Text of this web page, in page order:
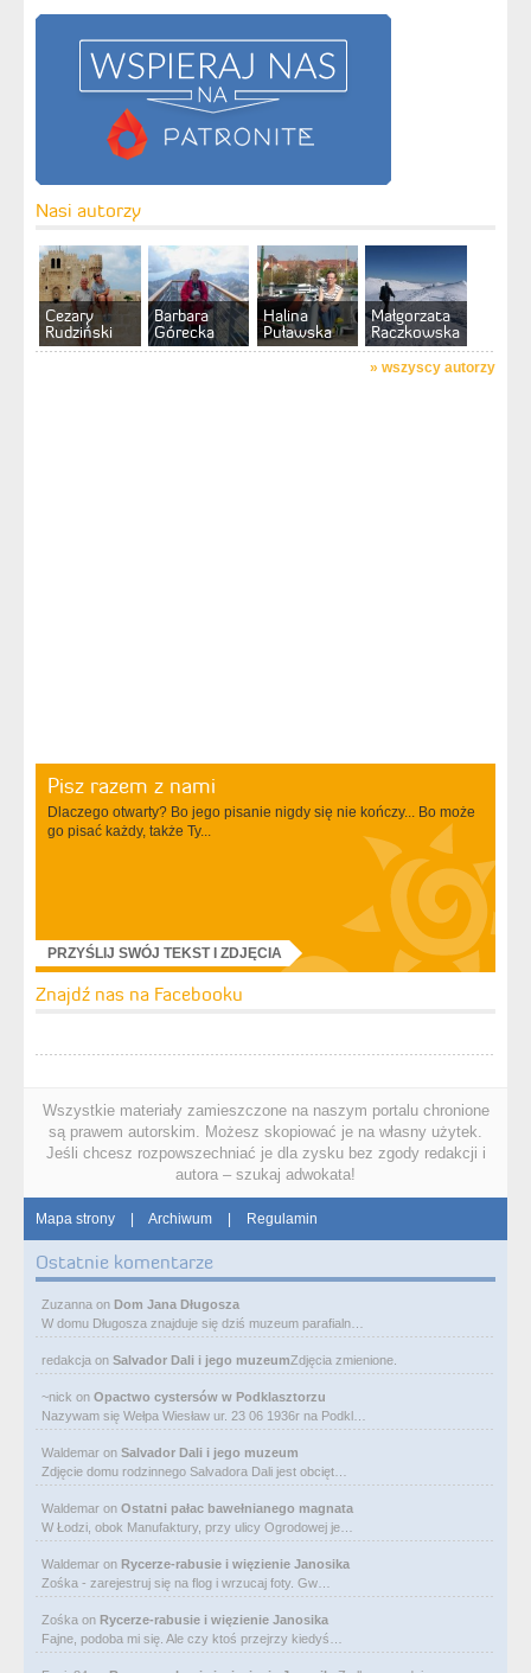
Nasi autorzy
Cezary
Rudziński
Barbara
Górecka
Halina
Puławska
Małgorzata
Raczkowska
» wszyscy autorzy
Pisz razem z nami
Dlaczego otwarty? Bo jego pisanie nigdy się nie kończy... Bo może
go pisać każdy, także Ty...
PRZYŚLIJ SWÓJ TEKST I ZDJĘCIA
Znajdź nas na Facebooku
Wszystkie materiały zamieszczone na naszym portalu chronione
są prawem autorskim. Możesz skopiować je na własny użytek.
Jeśli chcesz rozpowszechniać je dla zysku bez zgody redakcji i
autora – szukaj adwokata!
Mapa strony | Archiwum | Regulamin
Ostatnie komentarze
Zuzanna on Dom Jana Długosza
W domu Długosza znajduje się dziś muzeum parafialn…
redakcja on Salvador Dali i jego muzeumZdjęcia zmienione.
~nick on Opactwo cystersów w Podklasztorzu
Nazywam się Wełpa Wiesław ur. 23 06 1936r na Podkl…
Waldemar on Salvador Dali i jego muzeum
Zdjęcie domu rodzinnego Salvadora Dali jest obcięt…
Waldemar on Ostatni pałac bawełnianego magnata
W Łodzi, obok Manufaktury, przy ulicy Ogrodowej je…
Waldemar on Rycerze-rabusie i więzienie Janosika
Zośka - zarejestruj się na flog i wrzucaj foty. Gw…
Zośka on Rycerze-rabusie i więzienie Janosika
Fajne, podoba mi się. Ale czy ktoś przejrzy kiedyś…